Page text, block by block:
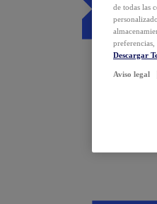
de todas las
preferencias,
Descargar
Aviso legal